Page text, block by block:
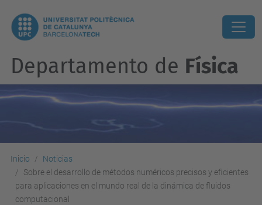
Departamento de Física
Inicio
Noticias
Sobre el desarrollo de métodos numéricos precisos y eficientes
para aplicaciones en el mundo real de la dinámica de fluidos
computacional